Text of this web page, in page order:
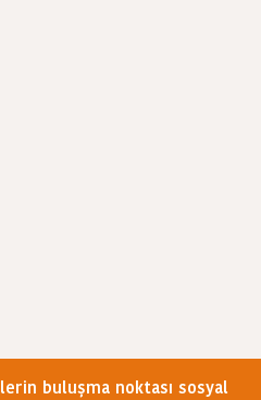
buluşma noktası sosyal